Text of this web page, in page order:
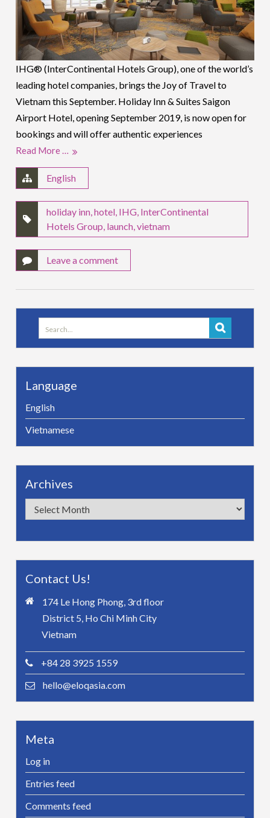
IHG® (InterContinental Hotels Group), one of the world’s
leading hotel companies, brings the Joy of Travel to
Vietnam this September. Holiday Inn & Suites Saigon
Airport Hotel, opening September 2019, is now open for
bookings and will offer authentic experiences
Read More …
English
holiday inn,hotel, IHG, InterContinental
Hotels Group, launch,vietnam
Leave a comment
Search
for:
Language
English
Vietnamese
Archives
Archives
Contact Us!
174 Le Hong Phong, 3rd floor
District 5, Ho Chi Minh City
Vietnam
+84 28 3925 1559
hello@eloqasia.com
Meta
Log in
Entries feed
Comments feed